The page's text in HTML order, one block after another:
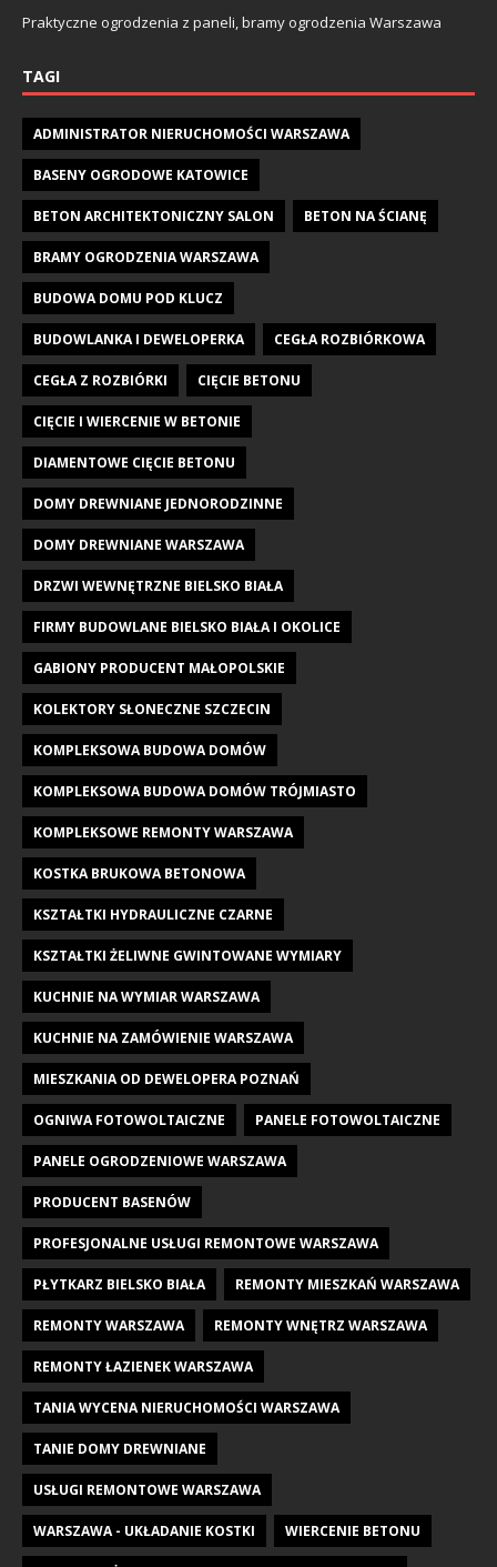
Praktyczne ogrodzenia z paneli, bramy ogrodzenia Warszawa
TAGI
ADMINISTRATOR NIERUCHOMOŚCI WARSZAWA
BASENY OGRODOWE KATOWICE
BETON ARCHITEKTONICZNY SALON BETON NA ŚCIANĘ
BRAMY OGRODZENIA WARSZAWA
BUDOWA DOMU POD KLUCZ
BUDOWLANKA I DEWELOPERKA CEGŁA ROZBIÓRKOWA
CEGŁA Z ROZBIÓRKI CIĘCIE BETONU
CIĘCIE I WIERCENIE W BETONIE
DIAMENTOWE CIĘCIE BETONU
DOMY DREWNIANE JEDNORODZINNE
DOMY DREWNIANE WARSZAWA
DRZWI WEWNĘTRZNE BIELSKO BIAŁA
FIRMY BUDOWLANE BIELSKO BIAŁA I OKOLICE
GABIONY PRODUCENT MAŁOPOLSKIE
KOLEKTORY SŁONECZNE SZCZECIN
KOMPLEKSOWA BUDOWA DOMÓW
KOMPLEKSOWA BUDOWA DOMÓW TRÓJMIASTO
KOMPLEKSOWE REMONTY WARSZAWA
KOSTKA BRUKOWA BETONOWA
KSZTAŁTKI HYDRAULICZNE CZARNE
KSZTAŁTKI ŻELIWNE GWINTOWANE WYMIARY
KUCHNIE NA WYMIAR WARSZAWA
KUCHNIE NA ZAMÓWIENIE WARSZAWA
MIESZKANIA OD DEWELOPERA POZNAŃ
OGNIWA FOTOWOLTAICZNE PANELE FOTOWOLTAICZNE
PANELE OGRODZENIOWE WARSZAWA
PRODUCENT BASENÓW
PROFESJONALNE USŁUGI REMONTOWE WARSZAWA
PŁYTKARZ BIELSKO BIAŁA REMONTY MIESZKAŃ WARSZAWA
REMONTY WARSZAWA REMONTY WNĘTRZ WARSZAWA
REMONTY ŁAZIENEK WARSZAWA
TANIA WYCENA NIERUCHOMOŚCI WARSZAWA
TANIE DOMY DREWNIANE
USŁUGI REMONTOWE WARSZAWA
WARSZAWA - UKŁADANIE KOSTKI WIERCENIE BETONU